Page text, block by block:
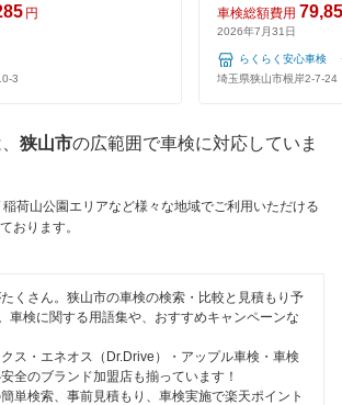
閉じる
安心車検」
円
3
車検総額費用
2026年7月31日
らくらく安心車検
埼玉県狭山市根岸2-7-24
狭山市の広範囲で車検に対応していま
稲荷山公園エリアなど様々な地域でご利用いただける
おります。
くさん。狭山市の車検の検索・比較と見積もり予
車検に関する用語集や、おすすめキャンペーンな
ス・エネオス（Dr.Drive）・アップル車検・車検
全のブランド加盟店も揃っています！
単検索、事前見積もり、車検実施で楽天ポイント